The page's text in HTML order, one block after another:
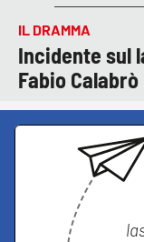
IL DRAMMA
Incidente sul
Fabio Calabrò